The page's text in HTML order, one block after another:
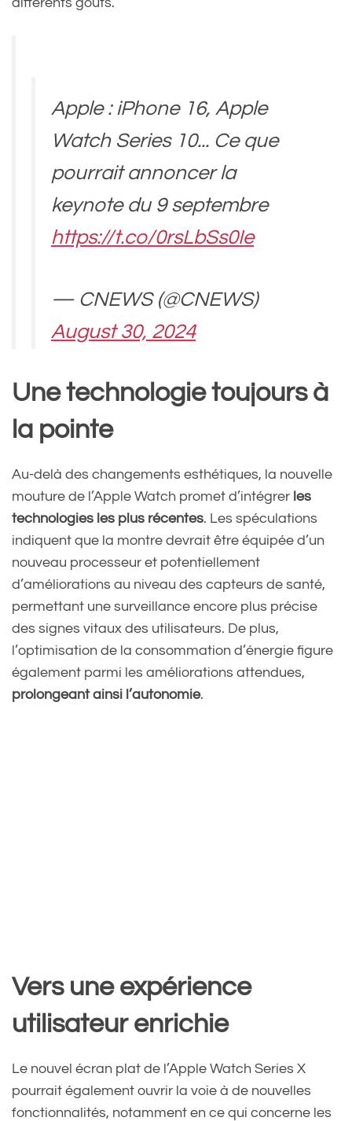
Apple : iPhone 16, Apple
Watch Series 10... Ce que
pourrait annoncer la
keynote du 9 septembre
https://t.co/0rsLbSs0Ie
— CNEWS (@CNEWS)
August 30, 2024
Une technologie toujours à
la pointe
Au-delà des changements esthétiques, la nouvelle
mouture de l’Apple Watch promet d’intégrer les
technologies les plus récentes. Les spéculations
indiquent que la montre devrait être équipée d’un
nouveau processeur et potentiellement
d’améliorations au niveau des capteurs de santé,
permettant une surveillance encore plus précise
des signes vitaux des utilisateurs. De plus,
l’optimisation de la consommation d’énergie figure
également parmi les améliorations attendues,
prolongeant ainsi l’autonomie.
Vers une expérience
utilisateur enrichie
Le nouvel écran plat de l’Apple Watch Series X
pourrait également ouvrir la voie à de nouvelles
fonctionnalités, notamment en ce qui concerne les